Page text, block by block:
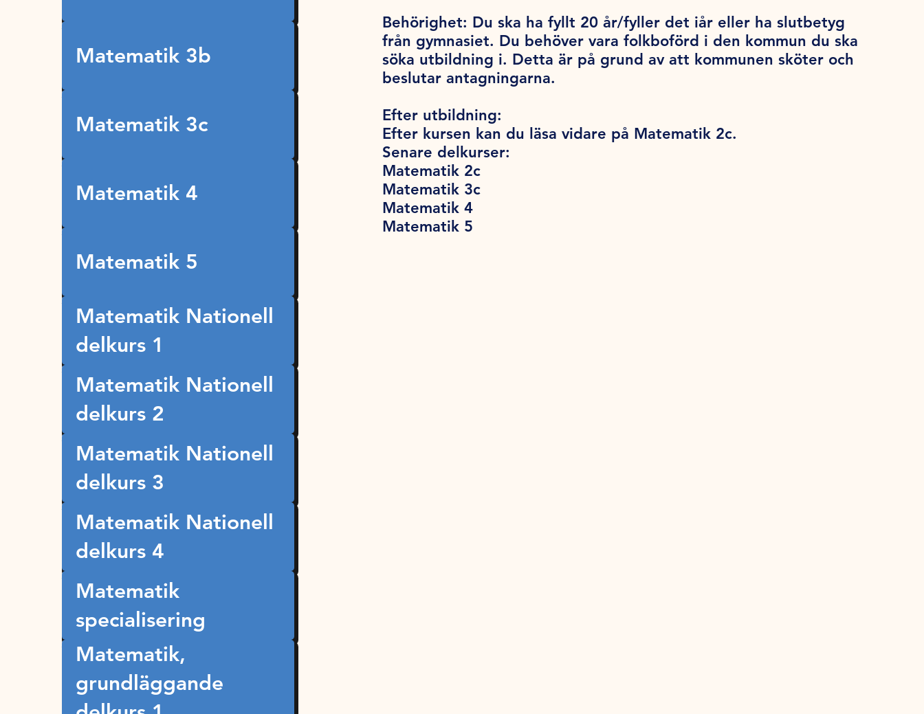
Matematik 3b
Matematik 3c
Matematik 4
Matematik 5
Matematik Nationell
delkurs 1
Matematik Nationell
delkurs 2
Matematik Nationell
delkurs 3
Matematik Nationell
delkurs 4
Matematik
specialisering
Matematik,
grundläggande
Behörighet: Du ska ha fyllt 20 år/fyller det iår eller ha slutbetyg
från gymnasiet. Du behöver vara folkboförd i den kommun du ska
söka utbildning i. Detta är på grund av att kommunen sköter och
beslutar antagningarna.
Efter utbildning:
Efter kursen kan du läsa vidare på Matematik 2c.
Senare delkurser:
Matematik 2c
Matematik 3c
Matematik 4
Matematik 5